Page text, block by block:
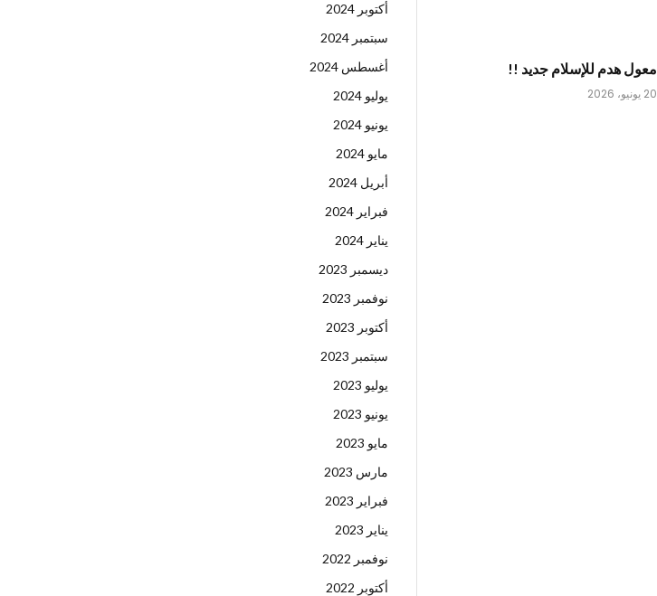
معول هدم للإسلام جديد !!
20 يونيو، 2026
أكتوبر 2024
سبتمبر 2024
أغسطس 2024
يوليو 2024
يونيو 2024
مايو 2024
أبريل 2024
فبراير 2024
يناير 2024
ديسمبر 2023
نوفمبر 2023
أكتوبر 2023
سبتمبر 2023
يوليو 2023
يونيو 2023
مايو 2023
مارس 2023
فبراير 2023
يناير 2023
نوفمبر 2022
أكتوبر 2022